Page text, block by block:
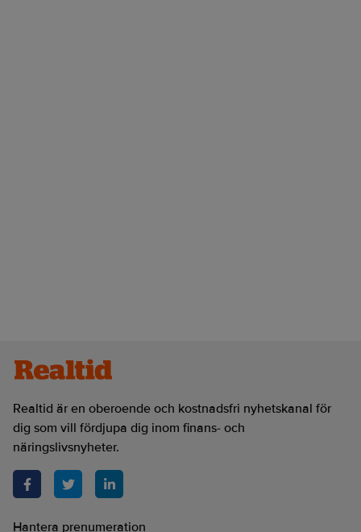
Realtid är en oberoende och kostnadsfri nyhetskanal för
dig som vill fördjupa dig inom finans- och
näringslivsnyheter.
Hantera prenumeration